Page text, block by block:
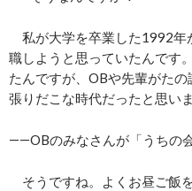
私が大学を卒業した1992年
職しようと思っていたんです
たんですが、OBや先輩がた
張りだこな時代だったと思いま
――OBのみなさんが「うちの
そうですね。よくお昼ご飯